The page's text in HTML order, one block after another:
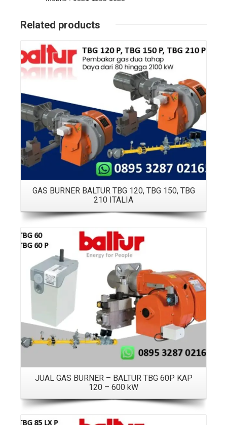
Related products
Details
GAS BURNER BALTUR TBG 120, TBG 150, TBG
210 ITALIA
Details
JUAL GAS BURNER – BALTUR TBG 60P KAP
120 – 600 kW